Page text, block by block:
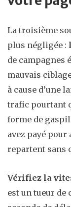
La troisième
plus négligée :
de campagnes
mauvais
à cause d’une
trafic pourtant
forme de
avez payé
repartent sans
Vérifiez la
est un tueur de